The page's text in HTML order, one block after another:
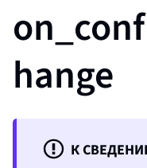
hange
К